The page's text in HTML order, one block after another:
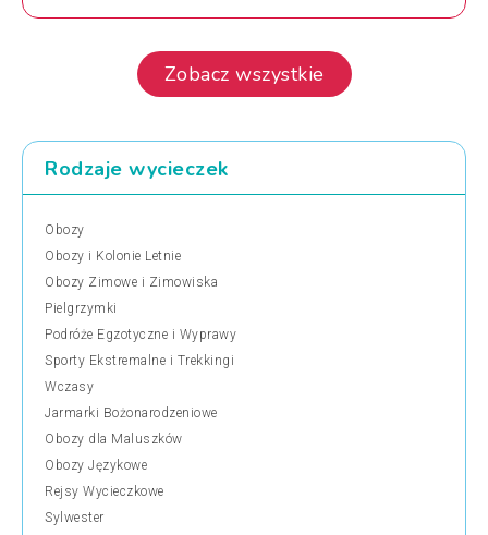
Zobacz wszystkie
Rodzaje wycieczek
Obozy
Obozy i Kolonie Letnie
Obozy Zimowe i Zimowiska
Pielgrzymki
Podróże Egzotyczne i Wyprawy
Sporty Ekstremalne i Trekkingi
Wczasy
Jarmarki Bożonarodzeniowe
Obozy dla Maluszków
Obozy Językowe
Rejsy Wycieczkowe
Sylwester